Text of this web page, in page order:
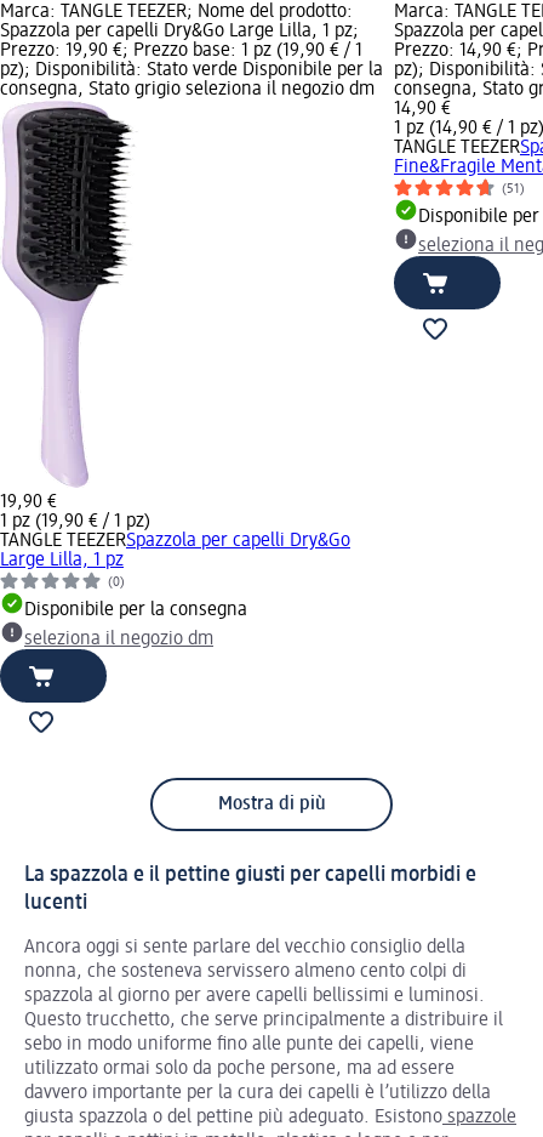
Marca: TANGLE TEEZER; Nome del prodotto:
Spazzola per capelli Dry&Go Large Lilla, 1 pz;
Prezzo: 19,90 €; Prezzo base: 1 pz (19,90 € / 1
pz); Disponibilità: Stato verde Disponibile per la
consegna, Stato grigio seleziona il negozio dm
19,90 €
1 pz (19,90 € / 1 pz)
TANGLE TEEZERSpazzola per capelli Dry&Go
Large Lilla, 1 pz
(0)
Disponibile per la consegna
seleziona il negozio dm
Marca: TANGLE
Spazzola per
Prezzo: 14,90 €;
pz); Disponibilità:
consegna, Stato
14,90 €
1 pz (14,90 € / 1 pz)
TANGLE TEEZER
Fine&Fragile
(51)
Disponibile
seleziona il
Mostra di più
La spazzola e il pettine giusti per capelli morbidi e
lucenti
Ancora oggi si sente parlare del vecchio consiglio della
nonna, che sosteneva servissero almeno cento colpi di
spazzola al giorno per avere capelli bellissimi e luminosi.
Questo trucchetto, che serve principalmente a distribuire il
sebo in modo uniforme fino alle punte dei capelli, viene
utilizzato ormai solo da poche persone, ma ad essere
davvero importante per la cura dei capelli è l’utilizzo della
giusta spazzola o del pettine più adeguato. Esistono spazzole